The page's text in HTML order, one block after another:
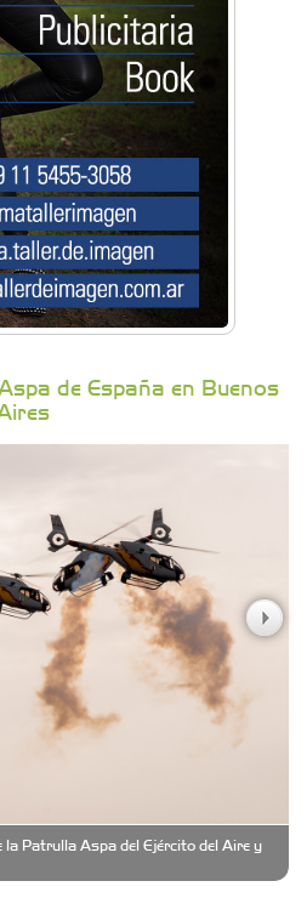
Danzas
Equipar
- Productores Asesores de
El Viejo Peña
Rellenos!
de España en Buenos
la Patrulla Aspa del Ejército del Aire y